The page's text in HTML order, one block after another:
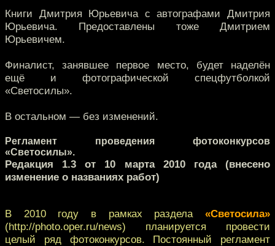
Книги Дмитрия Юрьевича с автографами Дмитрия
Юрьевича. Предоставлены тоже Дмитрием
Юрьевичем.
Финалист, занявшее первое место, будет наделён
ещё и фотографической спецфутболкой
«Светосилы».
В остальном — без изменений.
Регламент проведения фотоконкурсов
«Светосилы».
Редакция 1.3 от 10 марта 2010 года (внесено
изменение о названиях работ)
В 2010 году в рамках раздела «Светосила»
(http://photo.oper.ru/news) планируется провести
целый ряд фотоконкурсов. Постоянный регламент